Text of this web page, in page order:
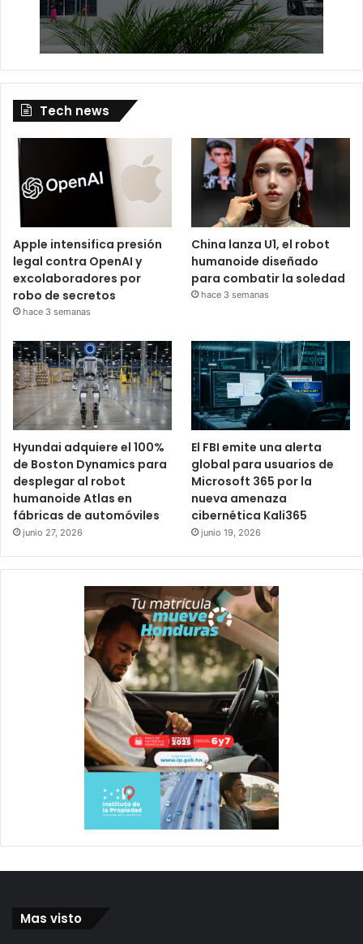
Tech news
Apple intensifica presión
legal contra OpenAI y
excolaboradores por
robo de secretos
hace 3 semanas
China lanza U1, el robot
humanoide diseñado
para combatir la soledad
hace 3 semanas
Hyundai adquiere el 100%
de Boston Dynamics para
desplegar al robot
humanoide Atlas en
fábricas de automóviles
junio 27, 2026
El FBI emite una alerta
global para usuarios de
Microsoft 365 por la
nueva amenaza
cibernética Kali365
junio 19, 2026
Mas visto